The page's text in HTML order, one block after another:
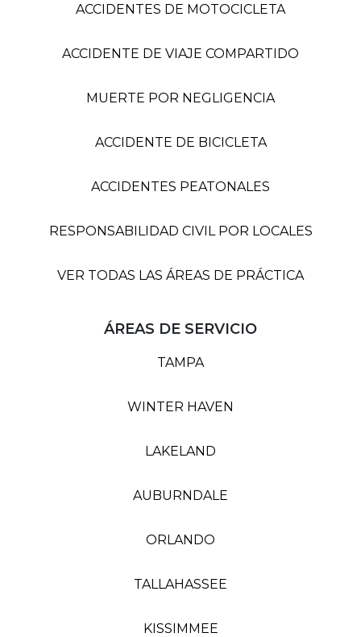
ACCIDENTES DE MOTOCICLETA
ACCIDENTE DE VIAJE COMPARTIDO
MUERTE POR NEGLIGENCIA
ACCIDENTE DE BICICLETA
ACCIDENTES PEATONALES
RESPONSABILIDAD CIVIL POR LOCALES
VER TODAS LAS ÁREAS DE PRÁCTICA
ÁREAS DE SERVICIO
TAMPA
WINTER HAVEN
LAKELAND
AUBURNDALE
ORLANDO
TALLAHASSEE
KISSIMMEE